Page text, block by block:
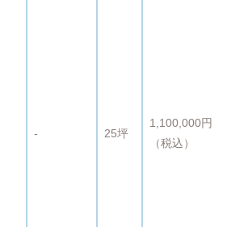
‐ 25坪
1,100,000円
（税込）